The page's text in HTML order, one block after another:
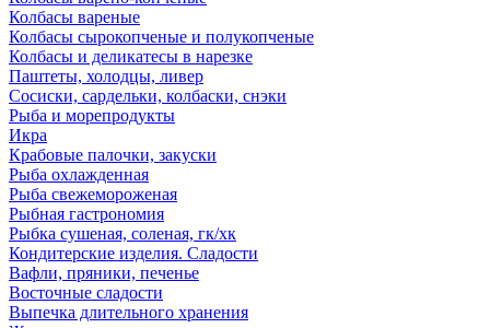
Колбасы вареные
Колбасы сырокопченые и полукопченые
Колбасы и деликатесы в нарезке
Паштеты, холодцы, ливер
Сосиски, сардельки, колбаски, снэки
Рыба и морепродукты
Икра
Крабовые палочки, закуски
Рыба охлажденная
Рыба свежемороженая
Рыбная гастрономия
Рыбка сушеная, соленая, гк/хк
Кондитерские изделия. Сладости
Вафли, пряники, печенье
Восточные сладости
Выпечка длительного хранения